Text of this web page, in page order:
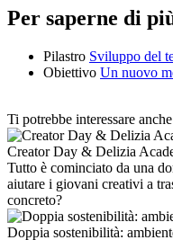
Per saperne di
Pilastro Sviluppo del
Obiettivo Un nuovo
Ti potrebbe interessare anche
Creator Day & Delizia
Tutto è cominciato da una
aiutare i giovani creativi a
concreto?
Doppia sostenibilità: